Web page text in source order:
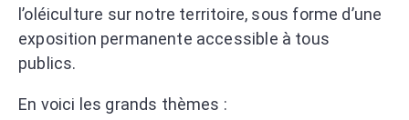
l’oléiculture sur notre territoire, sous forme d’une
exposition permanente accessible à tous
publics.
En voici les grands thèmes :